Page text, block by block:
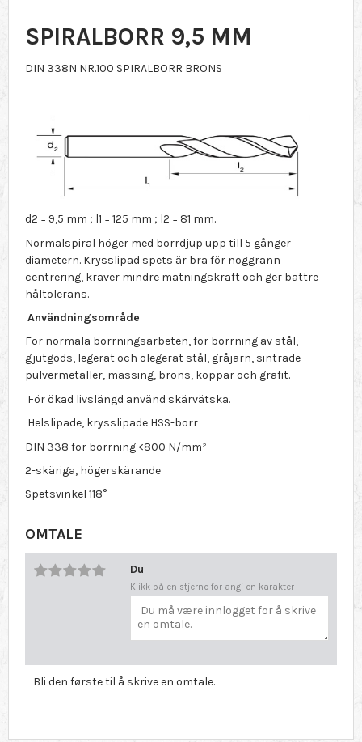
SPIRALBORR 9,5 MM
DIN 338N NR.100 SPIRALBORR BRONS
d2 = 9,5 mm ; l1 = 125 mm ; l2 = 81 mm.
Normalspiral höger med borrdjup upp till 5 gånger
diametern. Krysslipad spets är bra för noggrann
centrering, kräver mindre matningskraft och ger bättre
håltolerans.
Användningsområde
För normala borrningsarbeten, för borrning av stål,
gjutgods, legerat och olegerat stål, gråjärn, sintrade
pulvermetaller, mässing, brons, koppar och grafit.
För ökad livslängd använd skärvätska.
Helslipade, krysslipade HSS-borr
DIN 338 för borrning <800 N/mm²
2-skäriga, högerskärande
Spetsvinkel 118°
OMTALE
Du
Klikk på en stjerne for angi en karakter
Bli den første til å skrive en omtale.